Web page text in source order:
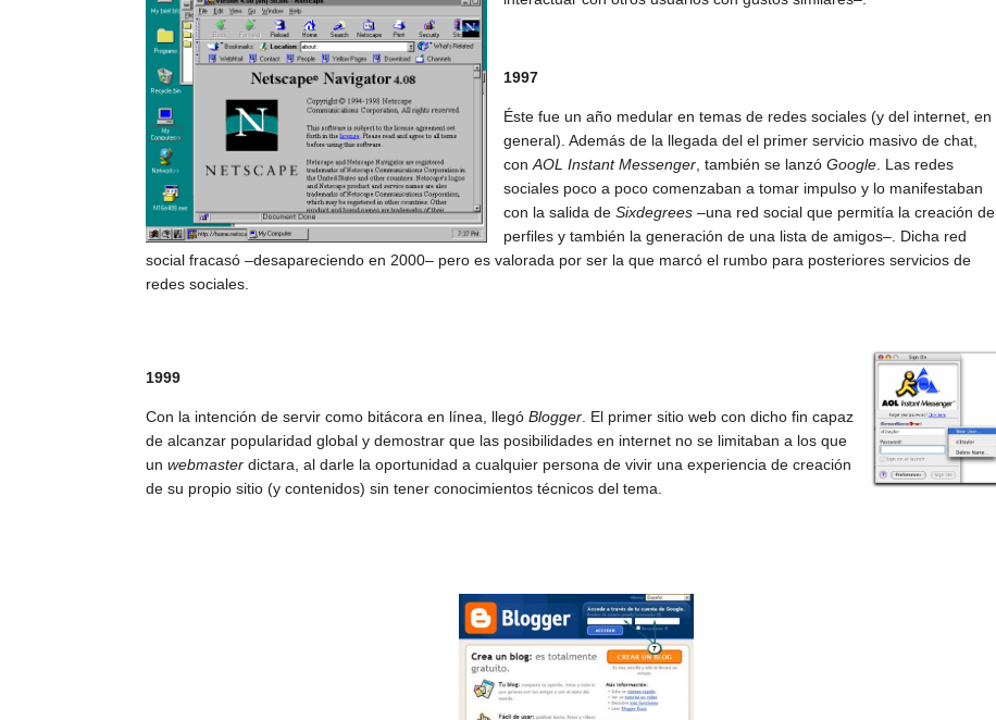
1997
Éste fue un año medular en temas de redes sociales (y del internet, en
general). Además de la llegada del el primer servicio masivo de chat,
conAOL Instant Messenger , también se lanzóGoogle . Las redes
sociales poco a poco comenzaban a tomar impulso y lo manifestaban
con la salida deSixdegrees –una red social que permitía la creación de
perfiles y también la generación de una lista de amigos–. Dicha red
social fracasó –desapareciendo en 2000– pero es valorada por ser la que marcó el rumbo para posteriores servicios de
redes sociales.
1999
Con la intención de servir como bitácora en línea, llegóBlogger . El primer sitio web con dicho fin capaz
de alcanzar popularidad global y demostrar que las posibilidades en internet no se limitaban a los que
unwebmaster dictara, al darle la oportunidad a cualquier persona de vivir una experiencia de creación
de su propio sitio (y contenidos) sin tener conocimientos técnicos del tema.